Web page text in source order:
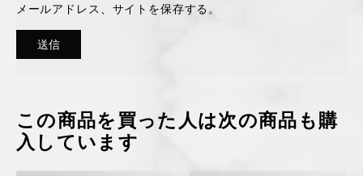
メールアドレス、サイトを保存する。
この商品を買った人は次の商品も購
入しています